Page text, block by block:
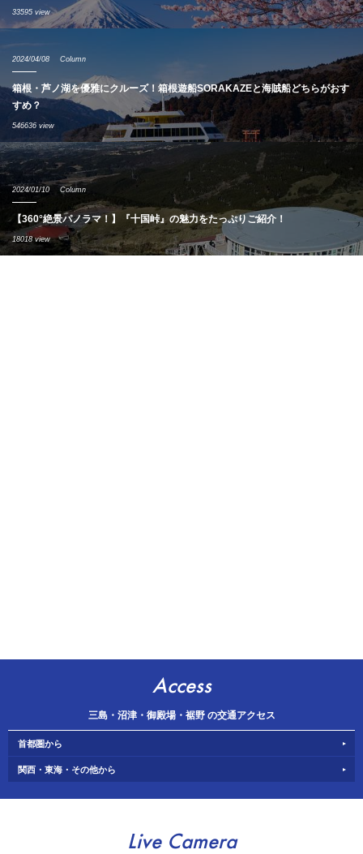
33595 view
2024/04/08 Column
箱根・芦ノ湖を優雅にクルーズ！箱根遊船SORAKAZEと海賊船どちらがおす
すめ？
546636 view
2024/01/10 Column
【360°絶景パノラマ！】『十国峠』の魅力をたっぷりご紹介！
18018 view
Access
三島・沼津・御殿場・裾野 の交通アクセス
首都圏から
関西・東海・その他から
Live Camera